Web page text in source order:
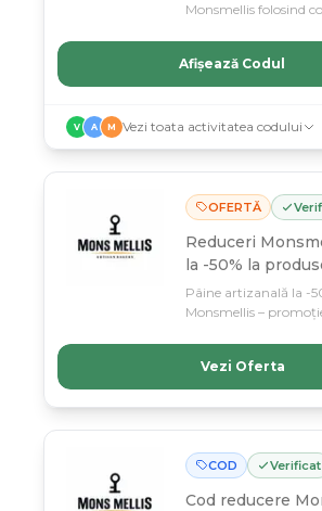
Monsmellis folosind
Afișează Codul
V A M Vezi toata activitatea codului
OFERTĂ
Reduceri
la -50% la
selecție
Pâine artizanală la -
Monsmellis –
semnificative până pe
Vezi Oferta
COD Verificat
Cod reducere